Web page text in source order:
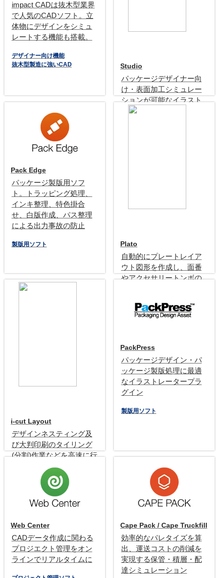
impact CADは抜木型業界
で人気のCADソフト。立
体物にデザインをシミュ
レートする機能も搭載。
デザイナー向け機能
抜木型製造に強いCAD
Studio
パッケージデザイナー向
け・表面加工シミュレー
ションが可能なイラスト
レータープラグイン
Pack Edge
パッケージ製版用ソフ
ト。トラッピング処理、
インキ整理、特色掛合
せ、白版作成、パス整理
による出力事故の防止
製版用ソフト Plato
自動的にプレートレイア
ウト図形を作成し、面番
やアクセサリートンボの
殖版用ソフト
i-cut Layout
デザインネスティング及
び大判印刷のタイリング
(分割)作業などを高速に行
ネスティング
タイリングソフト
PackPress
パッケージデザイン・パ
ッケージ製版処理に最適
なイラストレータープラ
グイン
製版用ソフト
Web Center
CADデータ作成に関わる
プロジエクト管理をオン
ラインでリアルタイムに
Cape Pack / Cape Truckfill
効率的なパレタイズを算
出、運送コストの削減を
実現する保管・積層・配
達シミュレーション